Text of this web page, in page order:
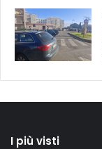
I più visti